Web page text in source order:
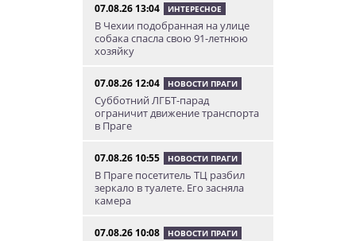
07.08.26 13:04 ИНТЕРЕСНОЕ
В Чехии подобранная на улице
собака спасла свою 91-летнюю
хозяйку
07.08.26 12:04 НОВОСТИ ПРАГИ
Субботний ЛГБТ-парад
ограничит движение транспорта
в Праге
07.08.26 10:55 НОВОСТИ ПРАГИ
В Праге посетитель ТЦ разбил
зеркало в туалете. Его засняла
камера
07.08.26 10:08 НОВОСТИ ПРАГИ